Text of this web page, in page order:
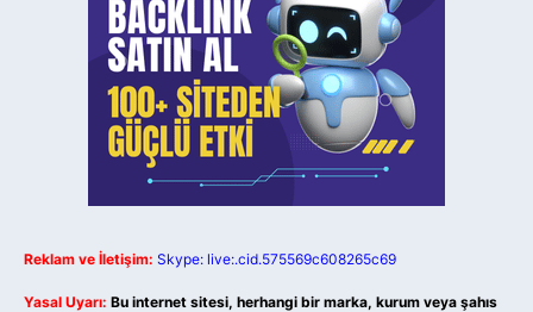
Reklam ve İletişim: Skype: live:.cid.575569c608265c69
Yasal Uyarı: Bu internet sitesi, herhangi bir marka, kurum veya şahıs